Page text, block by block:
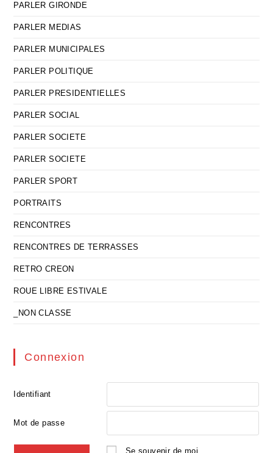
PARLER GIRONDE
PARLER MEDIAS
PARLER MUNICIPALES
PARLER POLITIQUE
PARLER PRESIDENTIELLES
PARLER SOCIAL
PARLER SOCIETE
PARLER SOCIETE
PARLER SPORT
PORTRAITS
RENCONTRES
RENCONTRES DE TERRASSES
RETRO CREON
ROUE LIBRE ESTIVALE
_NON CLASSE
Connexion
Identifiant
Mot de passe
Se souvenir de moi